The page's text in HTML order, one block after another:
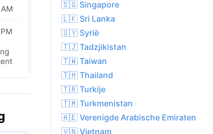
06:26 AM
06:14 PM
🇸🇬 Singapore
🇱🇰 Sri Lanka
🇸🇾 Syrië
🇹🇯 Tadzjikistan
🇹🇼 Taiwan
🇹🇭 Thailand
🇹🇷 Turkije
🇹🇲 Turkmenistan
🇦🇪 Verenigde Arabische Emiraten
🇻🇳 Vietnam